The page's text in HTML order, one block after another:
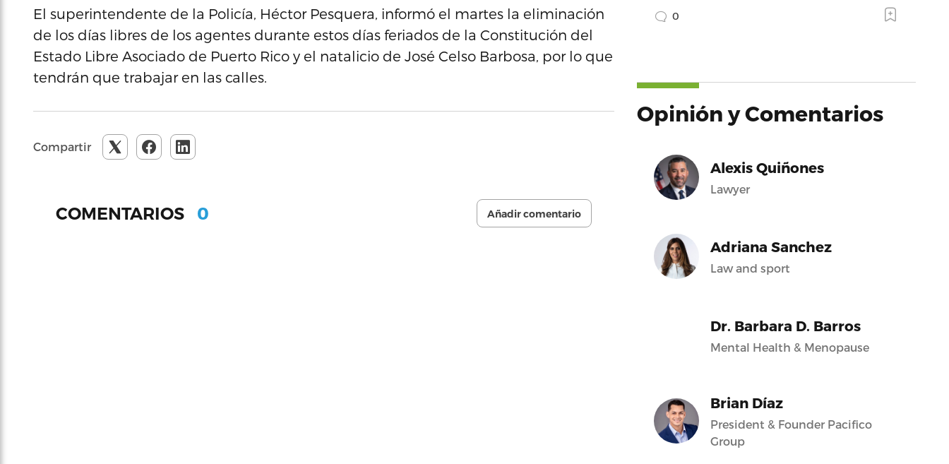
El superintendente de la Policía, Héctor Pesquera, informó el martes la eliminación
de los días libres de los agentes durante estos días feriados de la Constitución del
Estado Libre Asociado de Puerto Rico y el natalicio de José Celso Barbosa, por lo que
tendrán que trabajar en las calles.
Compartir
COMENTARIOS 0 Añadir comentario
0
Opinión y Comentarios
Alexis Quiñones
Lawyer
Adriana Sanchez
Law and sport
Dr. Barbara D. Barros
Mental Health & Menopause
Brian Díaz
President & Founder Pacifico
Group